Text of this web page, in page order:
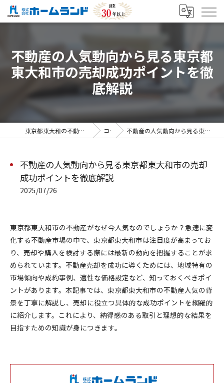
不動産の人気動向から見る東京都
東大和市の売却成功ポイントを徹
底解説
東京都東大和の不動産売却なら株式会社ホームランド コラム 不動産の人気動向から見る東京都東大和市の売却成功ポイントを徹底解説
不動産の人気動向から見る東京都東大和市の売却
成功ポイントを徹底解説
2025/07/26
東京都東大和市の不動産がなぜ今人気なのでしょうか？急速に変
化する不動産市場の中で、東京都東大和市は注目度が高まってお
り、売却や購入を検討する際には最新の動向を把握することが求
められています。不動産売却を成功に導くためには、地域特有の
市場傾向や成約事例、適性な価格設定など、知っておくべきポイ
ントがあります。本記事では、東京都東大和市の不動産人気の背
景を丁寧に解説し、売却に役立つ具体的な成功ポイントを網羅的
に紹介します。これにより、納得感のある取引と理想的な結果を
目指すための知識が身につきます。